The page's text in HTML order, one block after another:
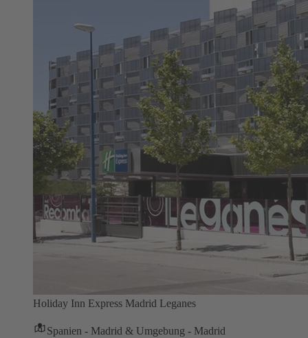
Holiday Inn Express Madrid Leganes
Spanien - Madrid & Umgebung - Madrid